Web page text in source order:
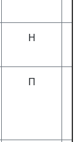
Н
П